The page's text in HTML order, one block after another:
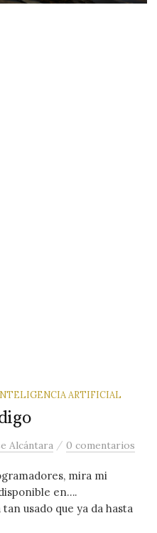
ARTIFICIAL
Alcántara /0 comentarios
mira mi
en….
usado que ya da hasta